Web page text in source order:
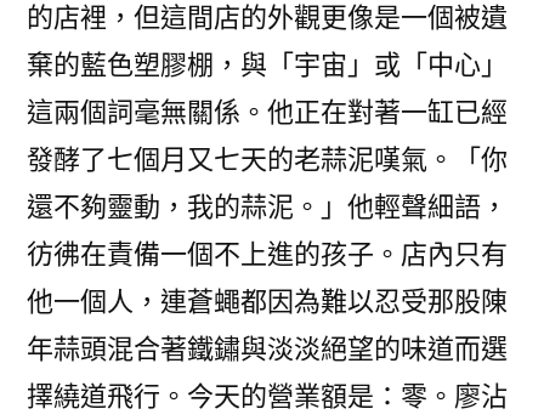
的店裡，但這間店的外觀更像是一個被遺
棄的藍色塑膠棚，與「宇宙」或「中心」
這兩個詞毫無關係。他正在對著一缸已經
發酵了七個月又七天的老蒜泥嘆氣。「你
還不夠靈動，我的蒜泥。」他輕聲細語，
彷彿在責備一個不上進的孩子。店內只有
他一個人，連蒼蠅都因為難以忍受那股陳
年蒜頭混合著鐵鏽與淡淡絕望的味道而選
擇繞道飛行。今天的營業額是：零。廖沾